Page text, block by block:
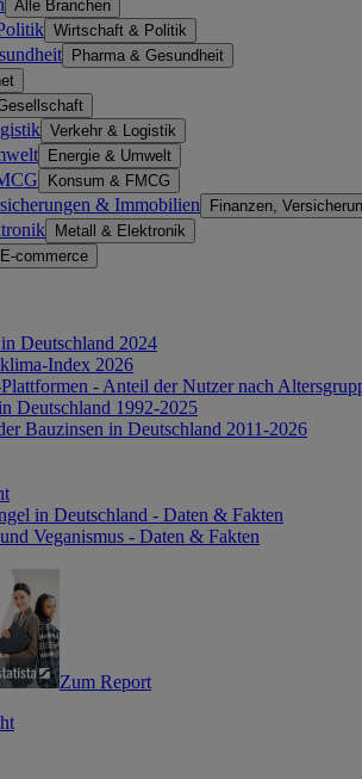
Alle Branchen
Wirtschaft & Politik
Pharma & Gesundheit
Verkehr & Logistik
Energie & Umwelt
Konsum & FMCG
& Immobilien Finanzen,
Metall & Elektronik
E-commerce
Deutschland 2024
Index 2026
- Anteil der Nutzer nach
Deutschland 1992-2025
Bauzinsen in Deutschland 2011-2026
in Deutschland - Daten & Fakten
Veganismus - Daten & Fakten
Zum Report